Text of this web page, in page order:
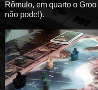
Rômulo, em quarto o
não pode!).